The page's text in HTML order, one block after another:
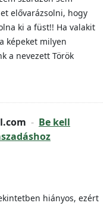
elővarázsolni, hogy
ki a füst!! Ha valakit
képeket milyen
a nevezett Török
- Be kell
hiányos, ezért